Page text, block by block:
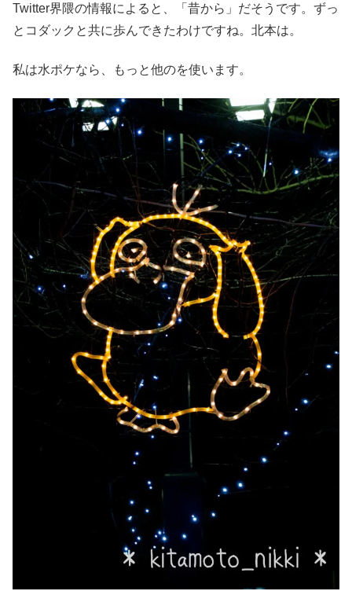
Twitter界隈の情報によると、「昔から」だそうです。ずっ
とコダックと共に歩んできたわけですね。北本は。
私は水ポケなら、もっと他のを使います。